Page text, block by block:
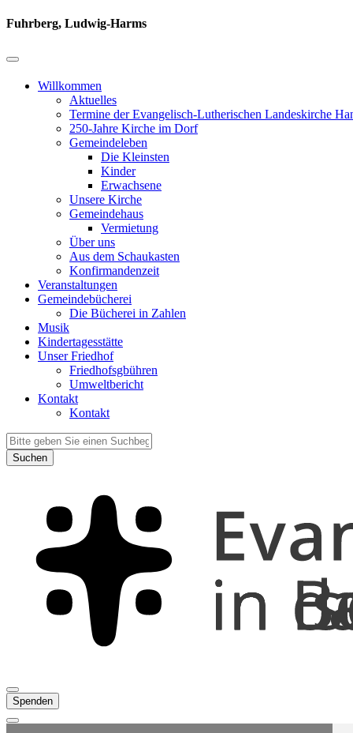
Fuhrberg, Ludwig-Harms
Willkommen
Aktuelles
Termine der Evangelisch-Lutherischen Landeskirche
250-Jahre Kirche im Dorf
Gemeindeleben
Die Kleinsten
Kinder
Erwachsene
Unsere Kirche
Gemeindehaus
Vermietung
Über uns
Aus dem Schaukasten
Konfirmandenzeit
Veranstaltungen
Gemeindebücherei
Die Bücherei in Zahlen
Musik
Kindertagesstätte
Unser Friedhof
Friedhofsgbühren
Umweltbericht
Kontakt
Kontakt
Suchen
Spenden